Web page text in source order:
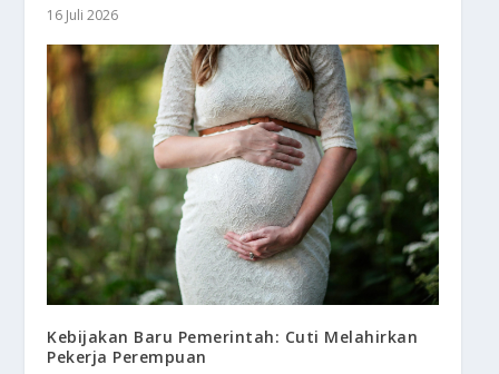
16 Juli 2026
Kebijakan Baru Pemerintah: Cuti Melahirkan
Pekerja Perempuan